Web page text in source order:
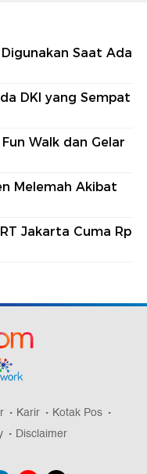
Saat Ada
DKI yang Sempat
Walk dan Gelar
Melemah Akibat
Jakarta Cuma Rp
Karir
Kotak Pos
Disclaimer